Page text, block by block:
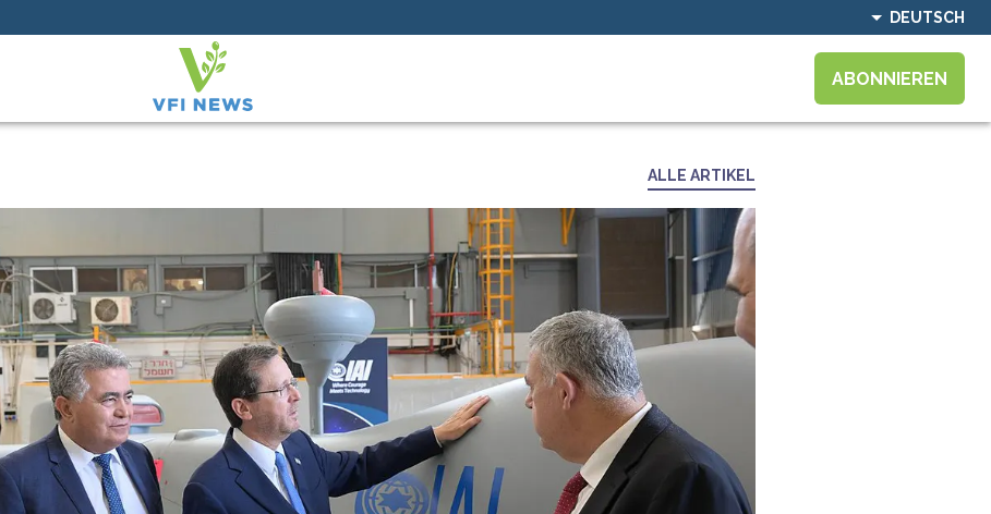
DEUTSCH
ABONNIEREN
ALLE ARTIKEL